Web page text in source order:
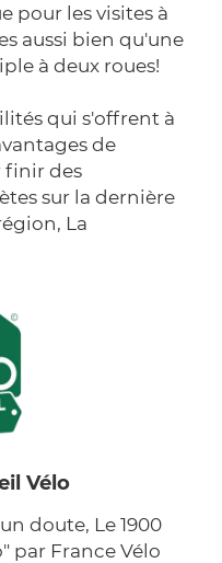
pour les visites à
aussi bien qu'une
à deux roues!
qui s'offrent à
de
finir des
sur la dernière
La
Vélo
doute, Le 1900
par France Vélo